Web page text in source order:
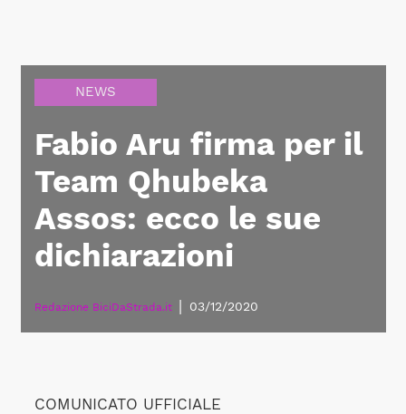
NEWS
Fabio Aru firma per il
Team Qhubeka
Assos: ecco le sue
dichiarazioni
Redazione BiciDaStrada.it 03/12/2020
COMUNICATO UFFICIALE